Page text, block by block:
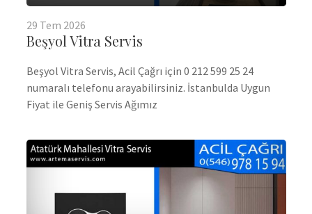
29 Tem 2026
Beşyol Vitra Servis
Beşyol Vitra Servis, Acil Çağrı için 0 212 599 25 24
numaralı telefonu arayabilirsiniz. İstanbulda Uygun
Fiyat ile Geniş Servis Ağımız